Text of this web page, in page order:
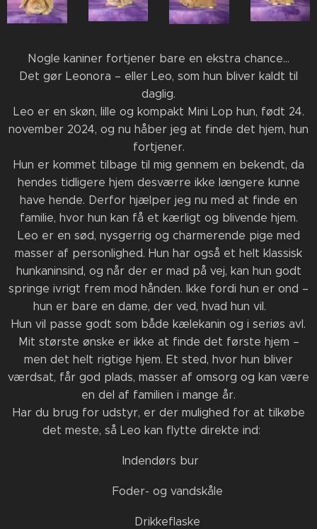
🐰 Nogle kaniner fortjener bare en ekstra chance… ❤️
Det gør Leonora – eller Leo, som hun bliver kaldt til
daglig.
Leo er en skøn, lille og kompakt Mini Lop hun, født 24.
november 2024, og nu håber jeg at finde det hjem, hun
fortjener.
Hun er kommet tilbage til mig gennem en bekendt, da
hendes tidligere hjem desværre ikke længere kunne
have hende. Derfor hjælper jeg nu med at finde en
familie, hvor hun kan få et kærligt og blivende hjem.
Leo er en sød, nysgerrig og charmerende pige med
masser af personlighed. Hun har også et helt klassisk
hunkaninsind, og når der er mad på vej, kan hun godt
springe ivrigt frem mod hånden. Ikke fordi hun er ond –
hun er bare en dame, der ved, hvad hun vil. ❤️
Hun vil passe godt som både kælekanin og i seriøs avl.
Mit største ønske er ikke at finde det første hjem –
men det helt rigtige hjem. Et sted, hvor hun bliver
værdsat, får god plads, masser af omsorg og kan være
en del af familien i mange år.
Har du brug for udstyr, er der mulighed for at tilkøbe
det meste, så Leo kan flytte direkte ind:🐰
Indendørs bur
🥣 Foder- og vandskåle
💧 Drikkeflaske